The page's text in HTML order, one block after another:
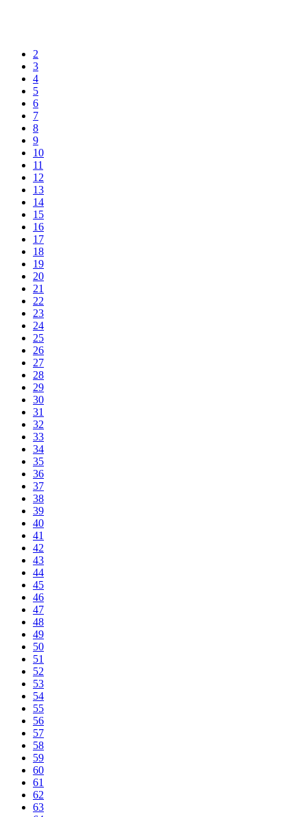
2
3
4
5
6
7
8
9
10
11
12
13
14
15
16
17
18
19
20
21
22
23
24
25
26
27
28
29
30
31
32
33
34
35
36
37
38
39
40
41
42
43
44
45
46
47
48
49
50
51
52
53
54
55
56
57
58
59
60
61
62
63